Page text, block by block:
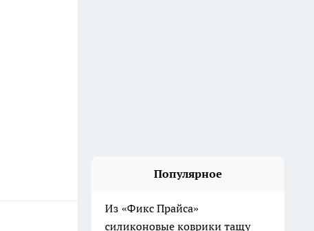
Популярное
Из «Фикс Прайса»
силиконовые коврики тащу